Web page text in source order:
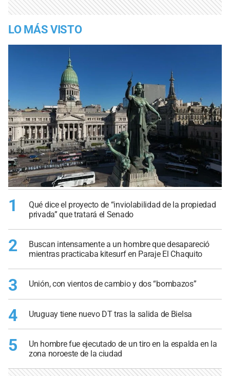
LO MÁS VISTO
1
Qué dice el proyecto de “inviolabilidad de la propiedad
privada” que tratará el Senado
2
Buscan intensamente a un hombre que desapareció
mientras practicaba kitesurf en Paraje El Chaquito
3 Unión, con vientos de cambio y dos “bombazos”
4 Uruguay tiene nuevo DT tras la salida de Bielsa
5
Un hombre fue ejecutado de un tiro en la espalda en la
zona noroeste de la ciudad